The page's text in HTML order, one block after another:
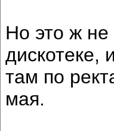
Но это ж не
дискотеке,
там по
мая.